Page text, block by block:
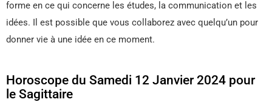
forme en ce qui concerne les études, la communication et les
idées. Il est possible que vous collaborez avec quelqu’un pour
donner vie à une idée en ce moment.
Horoscope du Samedi 12 Janvier 2024 pour
le Sagittaire